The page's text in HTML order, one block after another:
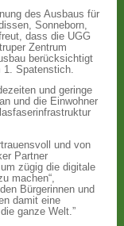
des Ausbaus für
Sonneborn,
dass die UGG
Zentrum
berücksichtigt
Spatenstich.
und geringe
und die Einwohner
und von
Partner
zügig die digitale
machen“,
Bürgerinnen und
damit eine
ganze Welt.”